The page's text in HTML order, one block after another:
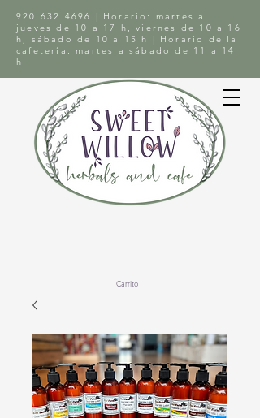
920.632.4696
| Horario: martes a
jueves de 10 a 17 h, viernes de 10 a 16
h, sábado de 10 a 15 h | Horario de la
cafetería: martes a sábado de 11 a 14
h
Carrito